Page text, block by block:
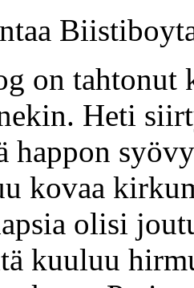
on
Heti
happon
kovaa
olisi
kuuluu